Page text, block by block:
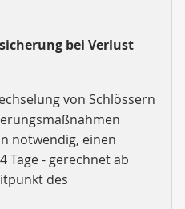
bei Verlust
von Schlössern
notwendig, einen
Tage - gerechnet ab
des